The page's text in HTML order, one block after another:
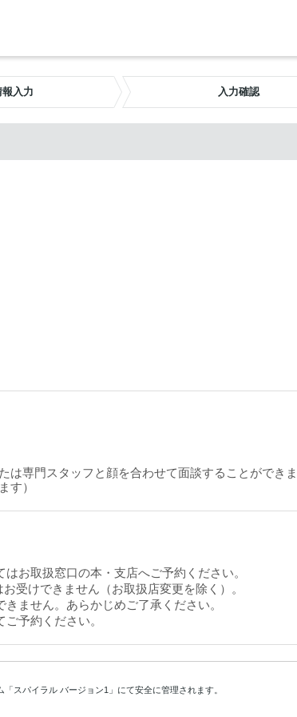
入力 入力確認
専門スタッフと顔を合わせて面談することができ
す）
お取扱窓口の本・支店へご予約ください。
受けできません（お取扱店変更を除く）。
ません。あらかじめご了承ください。
予約ください。
「スパイラル バージョン1」にて安全に管理されます。